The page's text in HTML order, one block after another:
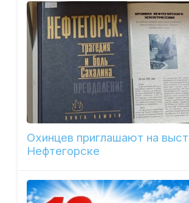
Охинцев приглашают на
Нефтегорске